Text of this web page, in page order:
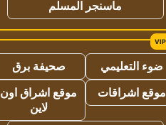
ماسنجر المسلم
ضوء التعليمي
صحيفة برق
موقع اشراقات
موقع اشراق اون
لاين